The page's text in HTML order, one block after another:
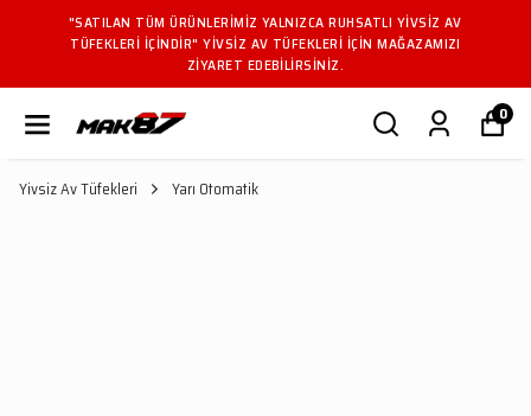
"SATILAN TÜM ÜRÜNLERIMIZ YALNIZCA RUHSATLI YIVSIZ AV
TÜFEKLERI IÇINDIR" YIVSIZ AV TÜFEKLERI IÇIN MAĞAZAMIZI
ZIYARET EDEBILIRSINIZ.
0
Yivsiz Av Tüfekleri Yarı Otomatik